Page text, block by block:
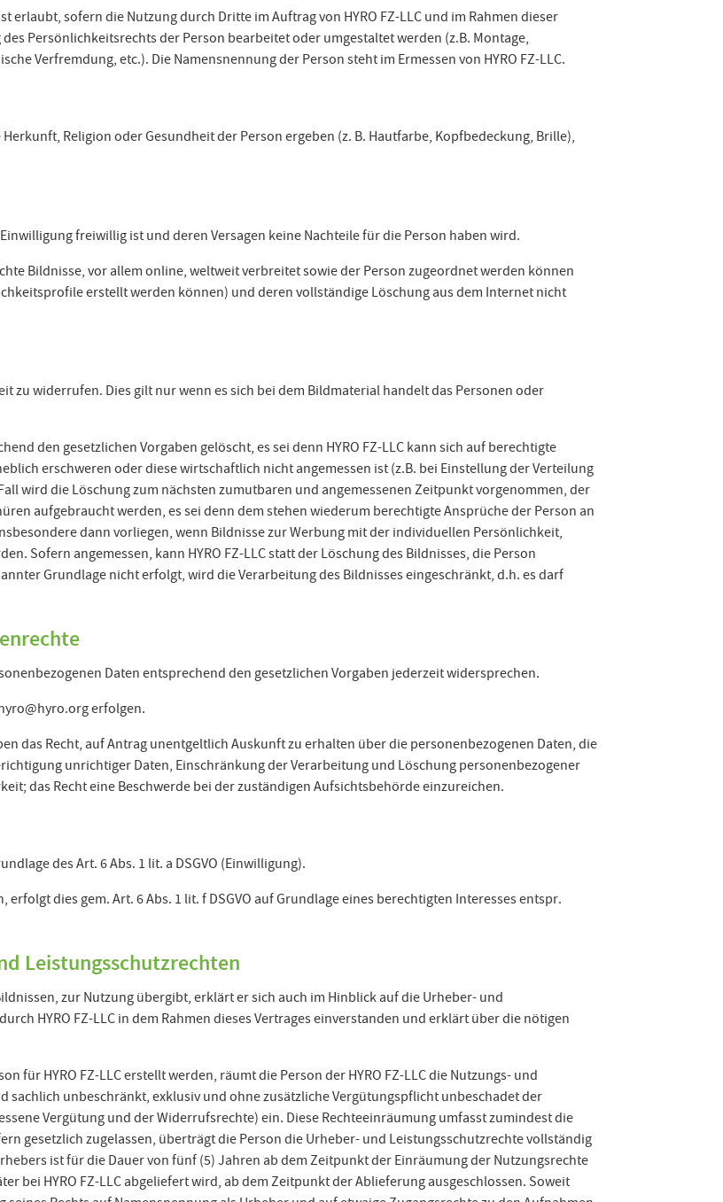
erlaubt, sofern die Nutzung durch Dritte im Auftrag von HYRO FZ-LLC und im Rahmen dieser
Persönlichkeitsrechts der Person bearbeitet oder umgestaltet werden (z.B. Montage,
Verfremdung, etc.). Die Namensnennung der Person steht im Ermessen von HYRO FZ-LLC.
Religion oder Gesundheit der Person ergeben (z. B. Hautfarbe, Kopfbedeckung, Brille),
freiwillig ist und deren Versagen keine Nachteile für die Person haben wird.
Bildnisse, vor allem online, weltweit verbreitet sowie der Person zugeordnet werden können
erstellt werden können) und deren vollständige Löschung aus dem Internet nicht
zu widerrufen. Dies gilt nur wenn es sich bei dem Bildmaterial handelt das Personen oder
den gesetzlichen Vorgaben gelöscht, es sei denn HYRO FZ-LLC kann sich auf berechtigte
erschweren oder diese wirtschaftlich nicht angemessen ist (z.B. bei Einstellung der Verteilung
wird die Löschung zum nächsten zumutbaren und angemessenen Zeitpunkt vorgenommen, der
aufgebraucht werden, es sei denn dem stehen wiederum berechtigte Ansprüche der Person an
dann vorliegen, wenn Bildnisse zur Werbung mit der individuellen Persönlichkeit,
Sofern angemessen, kann HYRO FZ-LLC statt der Löschung des Bildnisses, die Person
Grundlage nicht erfolgt, wird die Verarbeitung des Bildnisses eingeschränkt, d.h. es darf
Daten entsprechend den gesetzlichen Vorgaben jederzeit widersprechen.
erfolgen.
das Recht, auf Antrag unentgeltlich Auskunft zu erhalten über die personenbezogenen Daten, die
unrichtiger Daten, Einschränkung der Verarbeitung und Löschung personenbezogener
das Recht eine Beschwerde bei der zuständigen Aufsichtsbehörde einzureichen.
des Art. 6 Abs. 1 lit. a DSGVO (Einwilligung).
dies gem. Art. 6 Abs. 1 lit. f DSGVO auf Grundlage eines berechtigten Interesses entspr.
Leistungsschutzrechten
zur Nutzung übergibt, erklärt er sich auch im Hinblick auf die Urheber- und
HYRO FZ-LLC in dem Rahmen dieses Vertrages einverstanden und erklärt über die nötigen
für HYRO FZ-LLC erstellt werden, räumt die Person der HYRO FZ-LLC die Nutzungs- und
unbeschränkt, exklusiv und ohne zusätzliche Vergütungspflicht unbeschadet der
Vergütung und der Widerrufsrechte) ein. Diese Rechteeinräumung umfasst zumindest die
gesetzlich zugelassen, überträgt die Person die Urheber- und Leistungsschutzrechte vollständig
ist für die Dauer von fünf (5) Jahren ab dem Zeitpunkt der Einräumung der Nutzungsrechte
bei HYRO FZ-LLC abgeliefert wird, ab dem Zeitpunkt der Ablieferung ausgeschlossen. Soweit